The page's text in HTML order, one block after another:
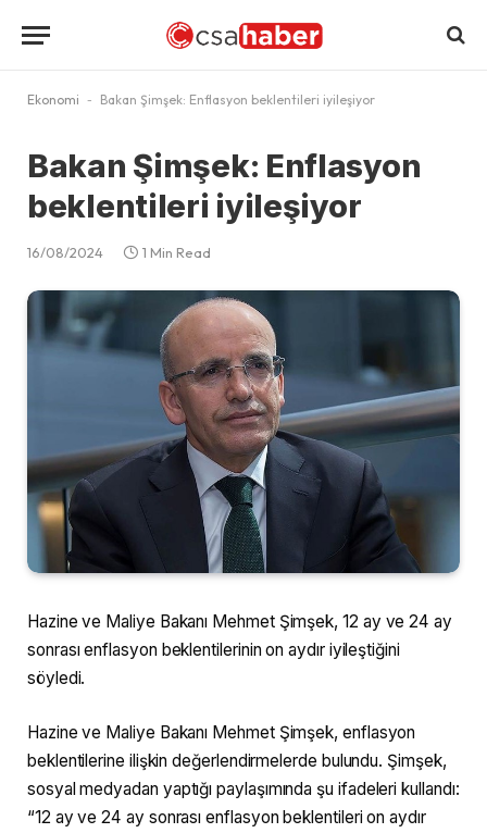
Ekonomi - Bakan Şimşek: Enflasyon beklentileri iyileşiyor
Bakan Şimşek: Enflasyon
beklentileri iyileşiyor
16/08/2024 1 Min Read
Hazine ve Maliye Bakanı Mehmet Şimşek, 12 ay ve 24 ay
sonrası enflasyon beklentilerinin on aydır iyileştiğini
söyledi.
Hazine ve Maliye Bakanı Mehmet Şimşek, enflasyon
beklentilerine ilişkin değerlendirmelerde bulundu. Şimşek,
sosyal medyadan yaptığı paylaşımında şu ifadeleri kullandı:
“12 ay ve 24 ay sonrası enflasyon beklentileri on aydır